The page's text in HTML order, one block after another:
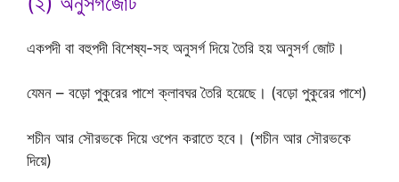
একপদী বা বহুপদী বিশেষ্য-সহ অনুসর্গ দিয়ে তৈরি হয় অনুসর্গ জোট।
যেমন – বড়ো পুকুরের পাশে ক্লাবঘর তৈরি হয়েছে। (বড়ো পুকুরের পাশে)
শচীন আর সৌরভকে দিয়ে ওপেন করাতে হবে। (শচীন আর সৌরভকে
দিয়ে)